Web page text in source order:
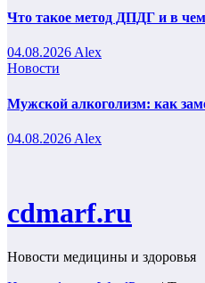
Что такое метод ДПДГ и в
04.08.2026 Alex
Новости
Мужской алкоголизм: как
04.08.2026 Alex
cdmarf.ru
Новости медицины и здоровья